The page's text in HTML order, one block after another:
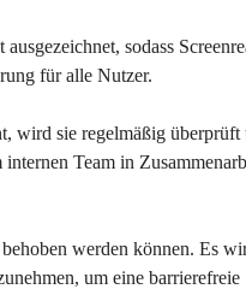
sodass
für alle Nutzer.
wird sie regelmäßig überprüft
Team in
werden können. Es
um eine barrierefreie